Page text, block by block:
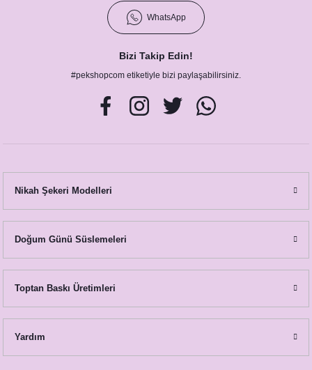
12,50 TL
WhatsApp
Bizi Takip Edin!
#pekshopcom etiketiyle bizi paylaşabilirsiniz.
Nikah Şekeri Modelleri
Doğum Günü Süslemeleri
Toptan Baskı Üretimleri
Yardım